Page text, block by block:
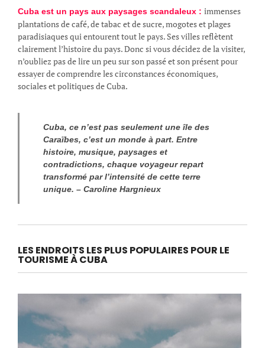
Cuba est un pays aux paysages scandaleux : immenses
plantations de café, de tabac et de sucre, mogotes et plages
paradisiaques qui entourent tout le pays. Ses villes reflètent
clairement l’histoire du pays. Donc si vous décidez de la visiter,
n’oubliez pas de lire un peu sur son passé et son présent pour
essayer de comprendre les circonstances économiques,
sociales et politiques de Cuba.
Cuba, ce n’est pas seulement une île des
Caraïbes, c’est un monde à part. Entre
histoire, musique, paysages et
contradictions, chaque voyageur repart
transformé par l’intensité de cette terre
unique. – Caroline Hargnieux
LES ENDROITS LES PLUS POPULAIRES POUR LE
TOURISME À CUBA